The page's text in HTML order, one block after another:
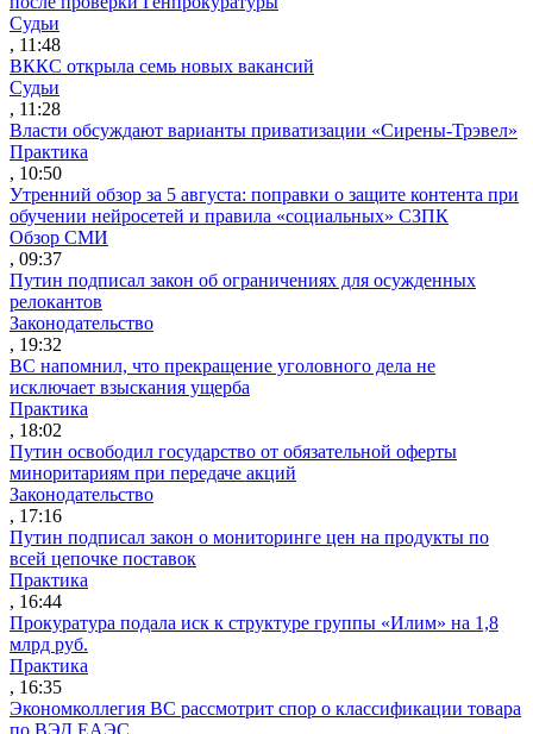
Судьи
, 11:48
ВККС открыла семь новых вакансий
Судьи
, 11:28
Власти обсуждают варианты приватизации «Сирены-Трэвел»
Практика
, 10:50
Утренний обзор за 5 августа: поправки о защите контента при
обучении нейросетей и правила «социальных» СЗПК
Обзор СМИ
, 09:37
Путин подписал закон об ограничениях для осужденных
релокантов
Законодательство
, 19:32
ВС напомнил, что прекращение уголовного дела не
исключает взыскания ущерба
Практика
, 18:02
Путин освободил государство от обязательной оферты
миноритариям при передаче акций
Законодательство
, 17:16
Путин подписал закон о мониторинге цен на продукты по
всей цепочке поставок
Практика
, 16:44
Прокуратура подала иск к структуре группы «Илим» на 1,8
млрд руб.
Практика
, 16:35
Экономколлегия ВС рассмотрит спор о классификации товара
по ВЭД ЕАЭС